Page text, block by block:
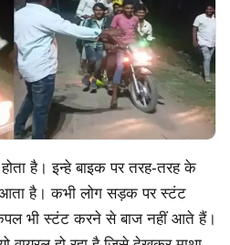
है। इन्हे बाइक पर तरह-तरह के
है। कभी लोग सड़क पर स्टंट
भी स्टंट करने से बाज नहीं आते हैं।